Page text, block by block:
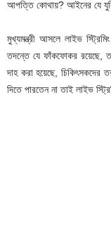
আপত্তি কোথায়? আইনের যে
মুখ্যমন্ত্রী আসলে লাইভ
তদন্তে যে ফাঁকফোকর রয়েছে,
দাহ করা হয়েছে, চিকিৎসকদের
দিতে পারতেন না তাই লাইভ